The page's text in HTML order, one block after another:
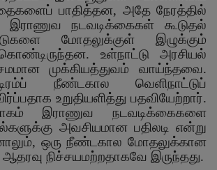
பாதித்தன, அதே நேரத்தில்
இராணுவ நடவடிக்கைகள் கூடுதல்
மோதலுக்குள் இழுக்கும்
உள்நாட்டு அரசியல்
முக்கியத்துவம் வாய்ந்தவை.
நீண்டகால வெளிநாட்டுப்
உறுதியளித்து பதவியேற்றார்.
இராணுவ நடவடிக்கைகளை
அவசியமான பதிலடி என்று
, ஒரு நீண்டகால மோதலுக்கான
நிச்சயமற்றதாகவே இருந்தது.